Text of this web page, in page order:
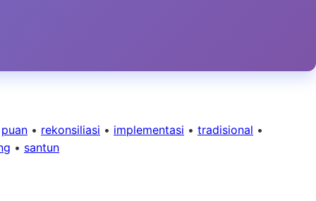
puan • rekonsiliasi • implementasi • tradisional •
• santun